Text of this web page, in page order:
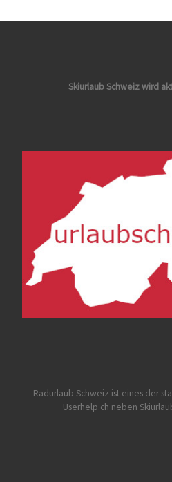
Skiurlaub Schweiz wird
Radurlaub Schweiz ist eines der
Userhelp.ch neben